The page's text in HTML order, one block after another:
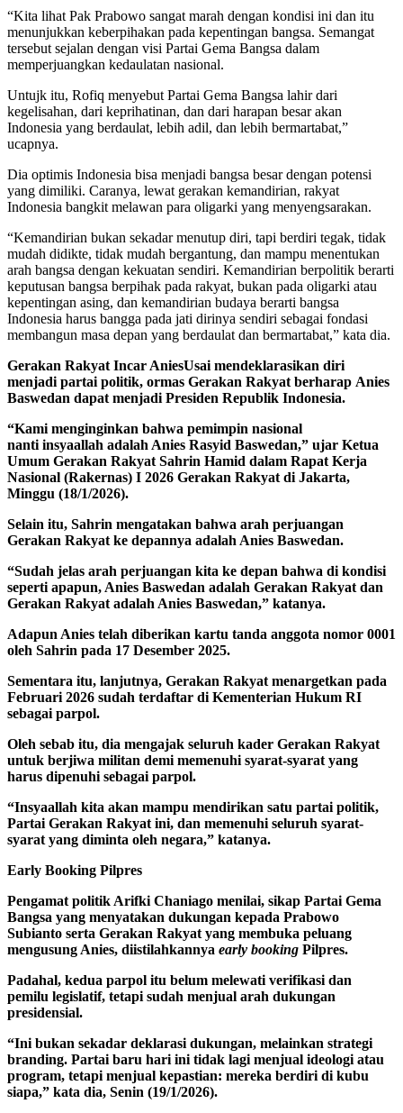
“Kita lihat Pak Prabowo sangat marah dengan kondisi ini dan itu
menunjukkan keberpihakan pada kepentingan bangsa. Semangat
tersebut sejalan dengan visi Partai Gema Bangsa dalam
memperjuangkan kedaulatan nasional.
Untujk itu, Rofiq menyebut Partai Gema Bangsa lahir dari
kegelisahan, dari keprihatinan, dan dari harapan besar akan
Indonesia yang berdaulat, lebih adil, dan lebih bermartabat,”
ucapnya.
Dia optimis Indonesia bisa menjadi bangsa besar dengan potensi
yang dimiliki. Caranya, lewat gerakan kemandirian, rakyat
Indonesia bangkit melawan para oligarki yang menyengsarakan.
“Kemandirian bukan sekadar menutup diri, tapi berdiri tegak, tidak
mudah didikte, tidak mudah bergantung, dan mampu menentukan
arah bangsa dengan kekuatan sendiri. Kemandirian berpolitik berarti
keputusan bangsa berpihak pada rakyat, bukan pada oligarki atau
kepentingan asing, dan kemandirian budaya berarti bangsa
Indonesia harus bangga pada jati dirinya sendiri sebagai fondasi
membangun masa depan yang berdaulat dan bermartabat,” kata dia.
Gerakan Rakyat Incar AniesUsai mendeklarasikan diri
menjadi partai politik, ormas Gerakan Rakyat berharap Anies
Baswedan dapat menjadi Presiden Republik Indonesia.
“Kami menginginkan bahwa pemimpin nasional
nanti insyaallah adalah Anies Rasyid Baswedan,” ujar Ketua
Umum Gerakan Rakyat Sahrin Hamid dalam Rapat Kerja
Nasional (Rakernas) I 2026 Gerakan Rakyat di Jakarta,
Minggu (18/1/2026).
Selain itu, Sahrin mengatakan bahwa arah perjuangan
Gerakan Rakyat ke depannya adalah Anies Baswedan.
“Sudah jelas arah perjuangan kita ke depan bahwa di kondisi
seperti apapun, Anies Baswedan adalah Gerakan Rakyat dan
Gerakan Rakyat adalah Anies Baswedan,” katanya.
Adapun Anies telah diberikan kartu tanda anggota nomor 0001
oleh Sahrin pada 17 Desember 2025.
Sementara itu, lanjutnya, Gerakan Rakyat menargetkan pada
Februari 2026 sudah terdaftar di Kementerian Hukum RI
sebagai parpol.
Oleh sebab itu, dia mengajak seluruh kader Gerakan Rakyat
untuk berjiwa militan demi memenuhi syarat-syarat yang
harus dipenuhi sebagai parpol.
“Insyaallah kita akan mampu mendirikan satu partai politik,
Partai Gerakan Rakyat ini, dan memenuhi seluruh syarat-
syarat yang diminta oleh negara,” katanya.
Early Booking Pilpres
Pengamat politik Arifki Chaniago menilai, sikap Partai Gema
Bangsa yang menyatakan dukungan kepada Prabowo
Subianto serta Gerakan Rakyat yang membuka peluang
mengusung Anies, diistilahkannya early booking Pilpres.
Padahal, kedua parpol itu belum melewati verifikasi dan
pemilu legislatif, tetapi sudah menjual arah dukungan
presidensial.
“Ini bukan sekadar deklarasi dukungan, melainkan strategi
branding. Partai baru hari ini tidak lagi menjual ideologi atau
program, tetapi menjual kepastian: mereka berdiri di kubu
siapa,” kata dia, Senin (19/1/2026).